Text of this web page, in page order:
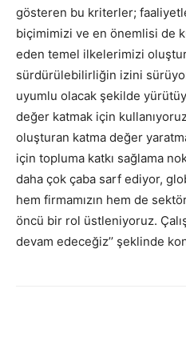
gösteren bu kriterler;
biçimimizi ve en önemlisi de
eden temel ilkelerimizi
sürdürülebilirliğin izini
uyumlu olacak şekilde
değer katmak için
oluşturan katma değer
için topluma katkı sağlama
daha çok çaba sarf ediyor,
hem firmamızın hem de
öncü bir rol üstleniyoruz.
devam edeceğiz’’ şeklinde